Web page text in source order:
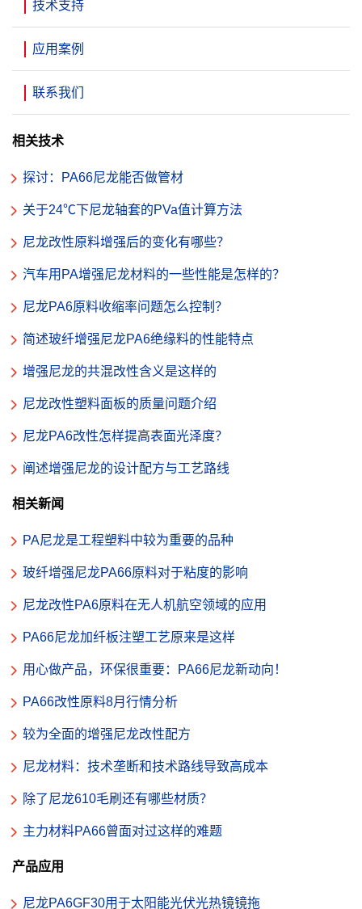
技术支持
应用案例
联系我们
相关技术
探讨：PA66尼龙能否做管材
关于24℃下尼龙轴套的PVa值计算方法
尼龙改性原料增强后的变化有哪些？
汽车用PA增强尼龙材料的一些性能是怎样的？
尼龙PA6原料收缩率问题怎么控制？
简述玻纤增强尼龙PA6绝缘料的性能特点
增强尼龙的共混改性含义是这样的
尼龙改性塑料面板的质量问题介绍
尼龙PA6改性怎样提高表面光泽度？
阐述增强尼龙的设计配方与工艺路线
相关新闻
PA尼龙是工程塑料中较为重要的品种
玻纤增强尼龙PA66原料对于粘度的影响
尼龙改性PA6原料在无人机航空领域的应用
PA66尼龙加纤板注塑工艺原来是这样
用心做产品，环保很重要：PA66尼龙新动向！
PA66改性原料8月行情分析
较为全面的增强尼龙改性配方
尼龙材料：技术垄断和技术路线导致高成本
除了尼龙610毛刷还有哪些材质？
主力材料PA66曾面对过这样的难题
产品应用
尼龙PA6GF30用于太阳能光伏光热镜镜拖